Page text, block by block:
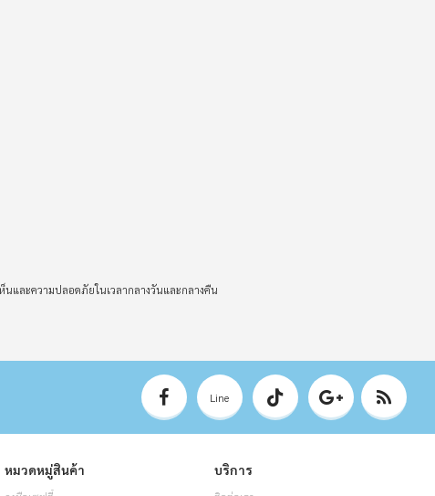
และความปลอดภัยในเวลากลางวันและกลางคืน
Line
หมวดหมู่สินค้า บริการ